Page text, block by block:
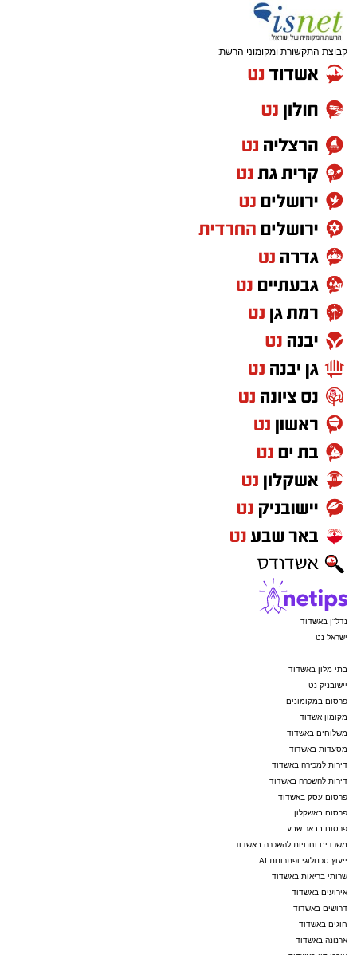
קבוצת התקשורת ומקומוני הרשת:
נדל"ן באשדוד
ישראל נט
-
בתי מלון באשדוד
יישובניק נט
פרסום במקומונים
מקומון אשדוד
משלוחים באשדוד
מסעדות באשדוד
דירות למכירה באשדוד
דירות להשכרה באשדוד
פרסום עסק באשדוד
פרסום באשקלון
פרסום בבאר שבע
משרדים וחנויות להשכרה באשדוד
ייעוץ טכנולוגי ופתרונות AI
שרותי בריאות באשדוד
אירועים באשדוד
דרושים באשדוד
חוגים באשדוד
ארנונה באשדוד